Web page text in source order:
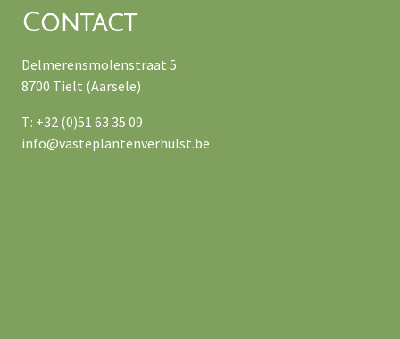
Contact
Delmerensmolenstraat 5
8700 Tielt (Aarsele)
T: +32 (0)51 63 35 09
info@vasteplantenverhulst.be